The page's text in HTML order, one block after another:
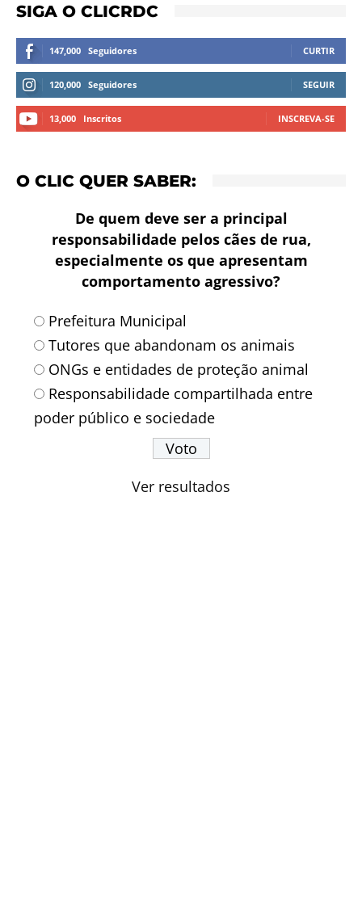
SIGA O CLICRDC
147,000 Seguidores CURTIR
120,000 Seguidores SEGUIR
13,000 Inscritos INSCREVA-SE
O CLIC QUER SABER:
De quem deve ser a principal
responsabilidade pelos cães de rua,
especialmente os que apresentam
comportamento agressivo?
Prefeitura Municipal
Tutores que abandonam os animais
ONGs e entidades de proteção animal
Responsabilidade compartilhada entre
poder público e sociedade
Ver resultados